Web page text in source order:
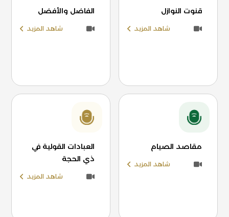
قنوت النوازل
شاهد المزيد
الفاضل والأفضل
شاهد المزيد
مقاصد الصيام
شاهد المزيد
العبادات القولية في
ذي الحجة
شاهد المزيد